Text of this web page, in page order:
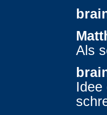
Als
Idee